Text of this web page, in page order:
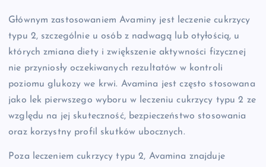
Głównym zastosowaniem Avaminy jest leczenie cukrzycy
typu 2, szczególnie u osób z nadwagą lub otyłością, u
których zmiana diety i zwiększenie aktywności fizycznej
nie przyniosły oczekiwanych rezultatów w kontroli
poziomu glukozy we krwi. Avamina jest często stosowana
jako lek pierwszego wyboru w leczeniu cukrzycy typu 2 ze
względu na jej skuteczność, bezpieczeństwo stosowania
oraz korzystny profil skutków ubocznych.
Poza leczeniem cukrzycy typu 2, Avamina znajduje